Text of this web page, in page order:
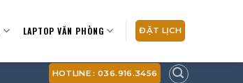
LAPTOP VĂN PHÒNG ĐẶT LỊCH
HOTLINE : 036.916.3456